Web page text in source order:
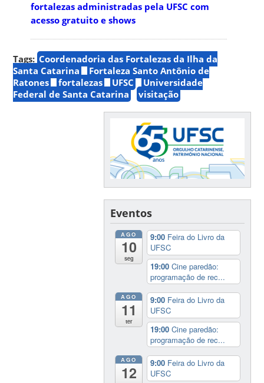
fortalezas administradas pela UFSC com
acesso gratuito e shows
Tags: Coordenadoria das Fortalezas da Ilha da
Santa Catarina
Fortaleza Santo Antônio de
Ratones
fortalezas UFSC
Universidade
Federal de Santa Catarina
visitação
Eventos
AGO
10
seg
9:00 Feira do Livro da
UFSC
19:00Cine paredão:
programação de rec...
AGO
11
ter
9:00 Feira do Livro da
UFSC
19:00Cine paredão:
programação de rec...
AGO
12
9:00 Feira do Livro da
UFSC